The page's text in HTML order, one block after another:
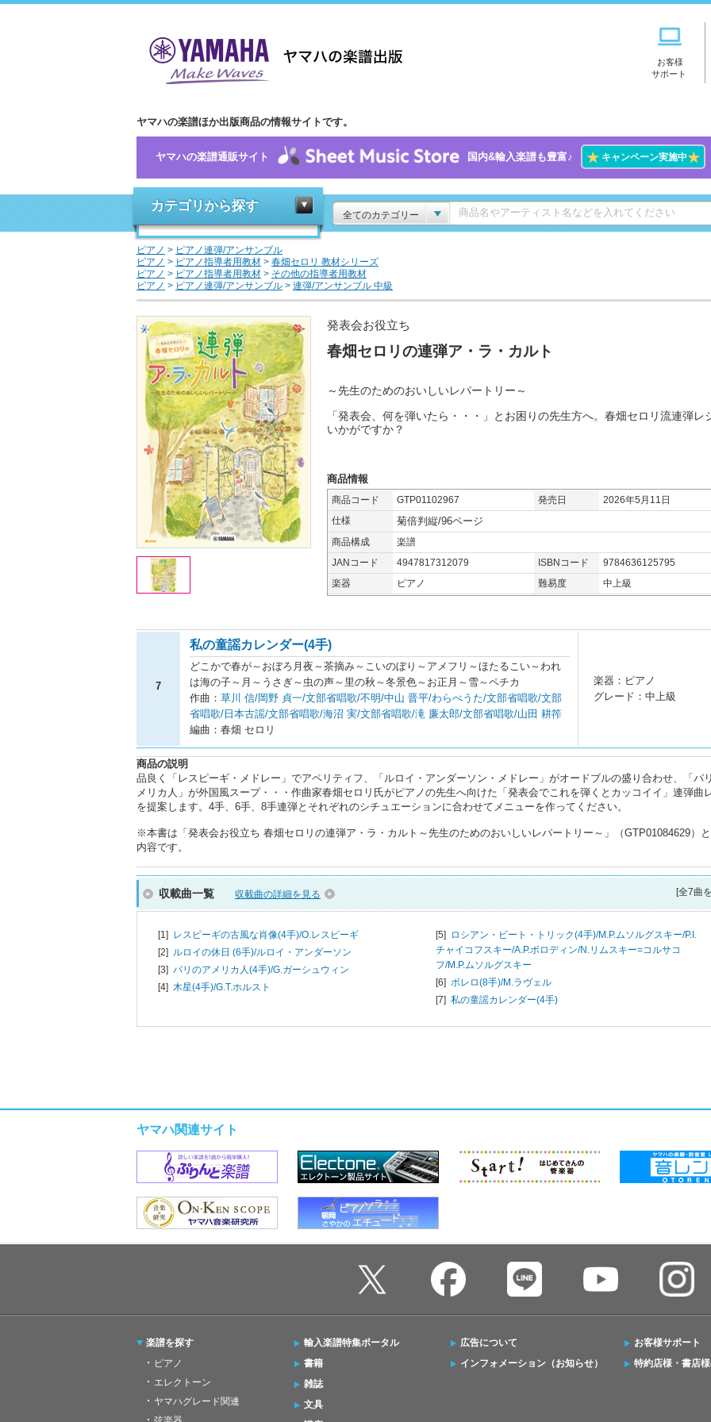
お客様
サポート
ヤマハの楽譜ほか出版商品の情報サイトです。
ヤマハの楽譜通販サイト 国内&輸入楽譜も豊富♪ ★キャンペーン実施中★
カテゴリから探す
全てのカテゴリー
ピアノ > ピアノ連弾/アンサンブル
ピアノ > ピアノ指導者用教材 > 春畑セロリ 教材シリーズ
ピアノ > ピアノ指導者用教材 > その他の指導者用教材
ピアノ > ピアノ連弾/アンサンブル > 連弾/アンサンブル 中級
発表会お役立ち
春畑セロリの連弾ア・ラ・カルト
～先生のためのおいしいレパートリー～
「発表会、何を弾いたら・・・」とお困りの先生方へ。春畑セロリ流連弾レ
いかがですか？
商品情報
商品コード GTP01102967 発売日
2026年5月11日
仕様
菊倍判縦/96ページ
商品構成
楽譜
JANコード
4947817312079 ISBNコード
9784636125795
楽器
ピアノ 難易度 中上級
7
私の童謡カレンダー(4手)
どこかで春が～おぼろ月夜～茶摘み～こいのぼり～アメフリ～ほたるこい～われ
は海の子～月～うさぎ～虫の声～里の秋～冬景色～お正月～雪～ペチカ
作曲： 草川 信/岡野 貞一/文部省唱歌/不明/中山 晋平/わらべうた/文部省唱歌/文部
省唱歌/日本古謡/文部省唱歌/海沼 実/文部省唱歌/滝 廉太郎/文部省唱歌/山田 耕筰
編曲：春畑 セロリ
楽器：ピアノ
グレード：中上級
商品の説明
品良く「レスピーギ・メドレー」でアペリティフ、「ルロイ・アンダーソン・メドレー」がオードブルの盛り合わせ、「パ
メリカ人」が外国風スープ・・・作曲家春畑セロリ氏がピアノの先生へ向けた「発表会でこれを弾くとカッコイイ」連弾曲
を提案します。4手、6手、8手連弾とそれぞれのシチュエーションに合わせてメニューを作ってください。
※本書は「発表会お役立ち 春畑セロリの連弾ア・ラ・カルト～先生のためのおいしいレパートリー～」（GTP01084629）
内容です。
収載曲一覧 収載曲の詳細を見る [全7曲
[1] レスピーギの古風な肖像(4手)/O.レスピーギ
[2] ルロイの休日 (6手)/ルロイ・アンダーソン
[3] パリのアメリカ人(4手)/G.ガーシュウィン
[4] 木星(4手)/G.T.ホルスト
[5] ロシアン・ビート・トリック(4手)/M.P.ムソルグスキー/P.I.
チャイコフスキー/A.P.ボロディン/N.リムスキー=コルサコ
フ/M.P.ムソルグスキー
[6] ボレロ(8手)/M.ラヴェル
[7] 私の童謡カレンダー(4手)
ヤマハ関連サイト
楽譜を探す
ピアノ
エレクトーン
ヤマハグレード関連
輸入楽譜特集ポータル
書籍
雑誌
文具
広告について
インフォメーション（お知らせ）
お客様サポート
特約店様・書店